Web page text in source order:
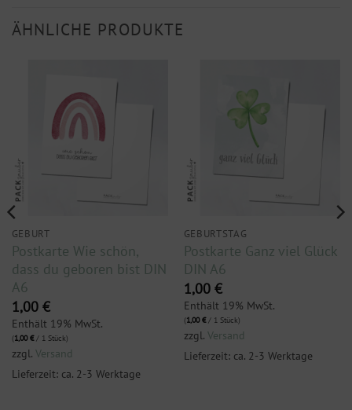
ÄHNLICHE PRODUKTE
GEBURT
Postkarte Wie schön,
dass du geboren bist DIN
A6
1,00 €
Enthält 19% MwSt.
(1,00€/ 1 Stück)
zzgl. Versand
Lieferzeit: ca. 2-3 Werktage
GEBURTSTAG
Postkarte Ganz viel Glück
DIN A6
1,00 €
Enthält 19% MwSt.
(1,00€/ 1 Stück)
zzgl. Versand
Lieferzeit: ca. 2-3 Werktage